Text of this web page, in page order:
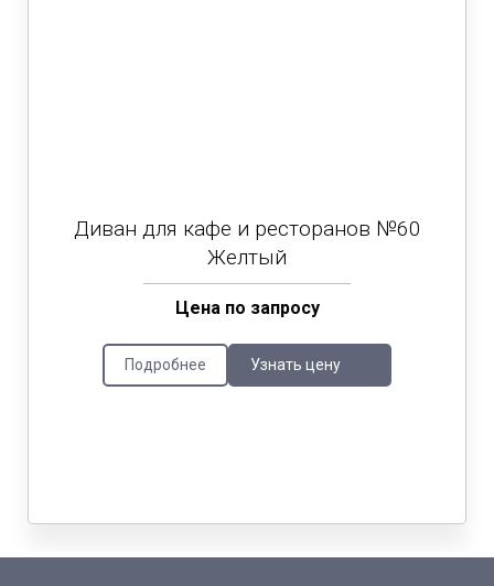
Диван для кафе и ресторанов №60
Желтый
Цена по запросу
Подробнее Узнать цену